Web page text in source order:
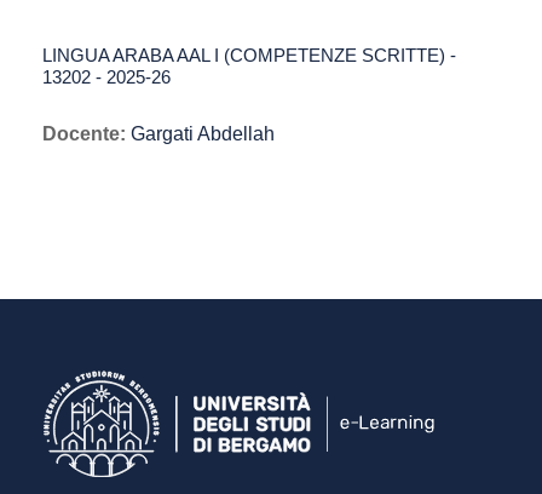
LINGUA ARABA AAL I (COMPETENZE SCRITTE) -
13202 - 2025-26
Docente: Gargati Abdellah